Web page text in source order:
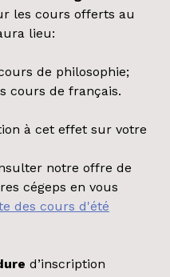
les cours offerts au
lieu:
de philosophie;
cours de français.
à cet effet sur votre
notre offre de
cégeps en vous
des cours d'été
d’inscription